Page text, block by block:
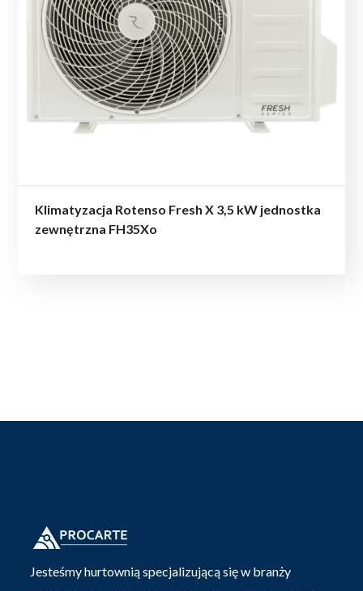
Klimatyzacja Rotenso Fresh X 3,5 kW jednostka
zewnętrzna FH35Xo
Jesteśmy hurtownią specjalizującą się w branży